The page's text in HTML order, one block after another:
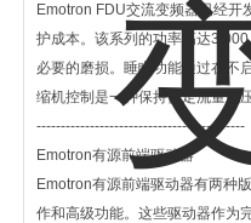
Emotron FDU交流变频器已经
护成本。该系列的功率高达
必要的磨损。睡眠功能通过在不
缩机控制是一种保持恒定流量或
-------------------------------------------
Emotron有源前端驱动器
Emotron有源前端驱动器有两种
作和高级功能。这些驱动器作为